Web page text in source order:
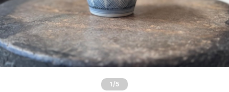
1 /5